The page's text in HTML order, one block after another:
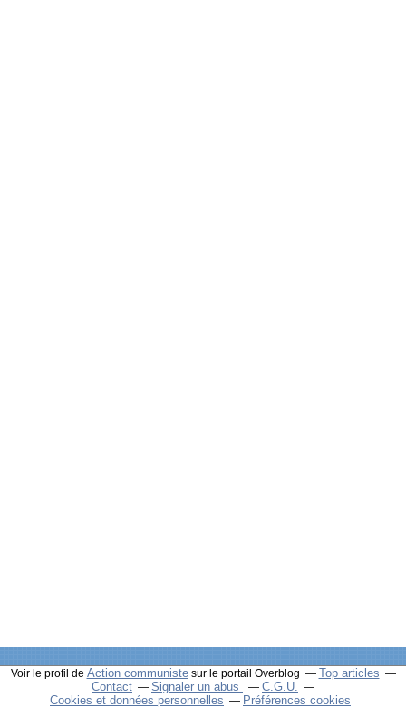
Voir le profil de Action communistesur le portail Overblog
Top articles
Contact
Signaler un abus
C.G.U.
Cookies et données personnelles
Préférences cookies